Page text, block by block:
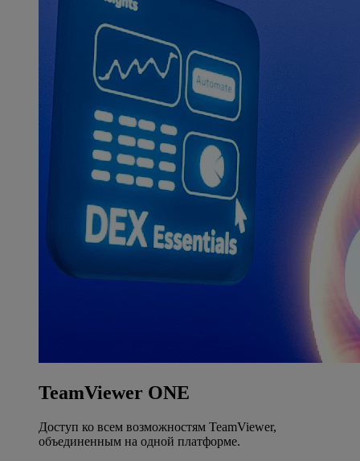
TeamViewer ONE
Доступ ко всем возможностям TeamViewer,
объединенным на одной платформе.